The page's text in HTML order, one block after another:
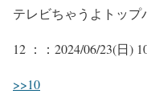
テレビちゃうよトップ
12 ： ：2024/06/23(日)
>>10